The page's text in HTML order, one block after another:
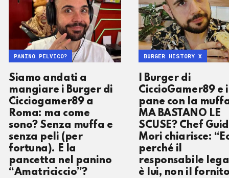
Siamo andati a
mangiare i Burger di
Cicciogamer89 a
Roma: ma come
sono? Senza muffa e
senza peli (per
fortuna). E la
pancetta nel panino
“Amatriciccio”?
PANINO PELVICO?
I Burger di
CiccioGamer89 e
pane con la
MA BASTANO LE
SCUSE? Chef
Mori chiarisce:
perché il
responsabile
è lui, non il
BURGER HISTORY X